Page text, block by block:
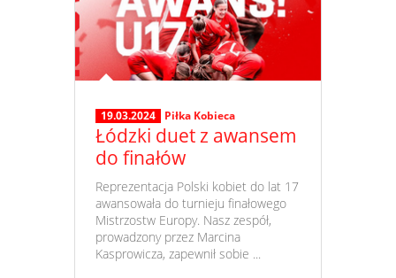
19.03.2024 Piłka Kobieca
Łódzki duet z awansem
do finałów
​ Reprezentacja Polski kobiet do lat 17
awansowała do turnieju finałowego
Mistrzostw Europy. Nasz zespół,
prowadzony przez Marcina
Kasprowicza, zapewnił sobie ...